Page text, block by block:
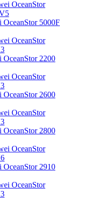
OceanStor 5000F
OceanStor 2200
OceanStor 2600
OceanStor 2800
OceanStor 2910